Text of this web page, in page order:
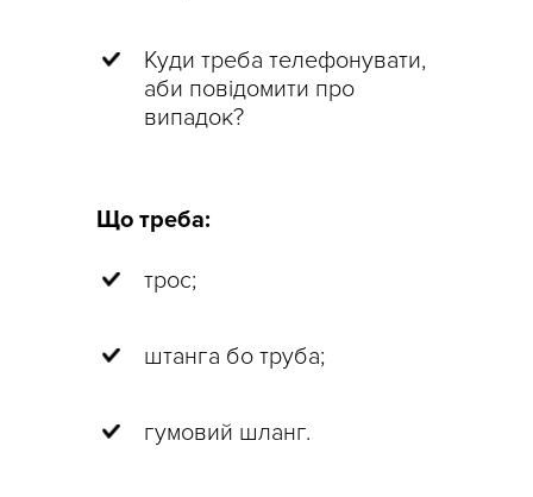
Куди треба телефонувати,
аби повідомити про
випадок?
Що треба:
трос;
штанга бо труба;
гумовий шланг.